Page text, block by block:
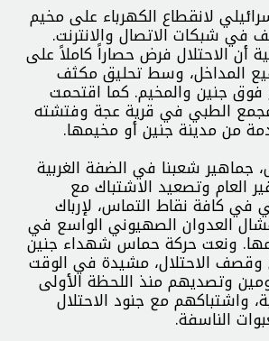
لانقطاع الكهرباء على مخيم
في شبكات الاتصال والانترنت.
أن الاحتلال فرض حصاراً كاملاً على
المداخل، وسط تحليق مكثف
فوق جنين والمخيم. كما اقتحمت
الطبي في قرية عجة وفتشته
من مدينة جنين أو مخيمها.
شعبنا في الضفة الغربية
العام وتصعيد الاشتباك مع
في كافة نقاط التماس، لإرباك
العدوان الصهيوني الواسع في
ونعت حركة حماس شهداء جنين
وقصف الاحتلال، مشيدة في الوقت
وتصديهم منذ اللحظة الأولى
واشتباكهم مع جنود الاحتلال
الناسفة.